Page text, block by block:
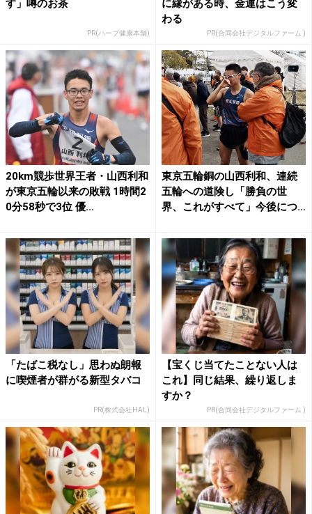
す」噂のお茶
PR(ハーブ健康本舗)
に縁がある時、金運はこう変
わる
PR(合同会社デジタルファーム )
20km競歩世界王者・山西利和
が東京五輪以来の敗戦 1時間2
0分58秒で3位 優...
東京五輪銅の山西利和、連続
五輪への道険し「勝負の世
界、これがすべて」今後につ
「たばこ税なし」思わぬ朗報
に喫煙者が群がる新型タバコ
PR(株式会社HAL)
【宝くじ当てたことない人は
これ】同じ結果、繰り返しま
すか？
PR(合同会社デジタルファーム )